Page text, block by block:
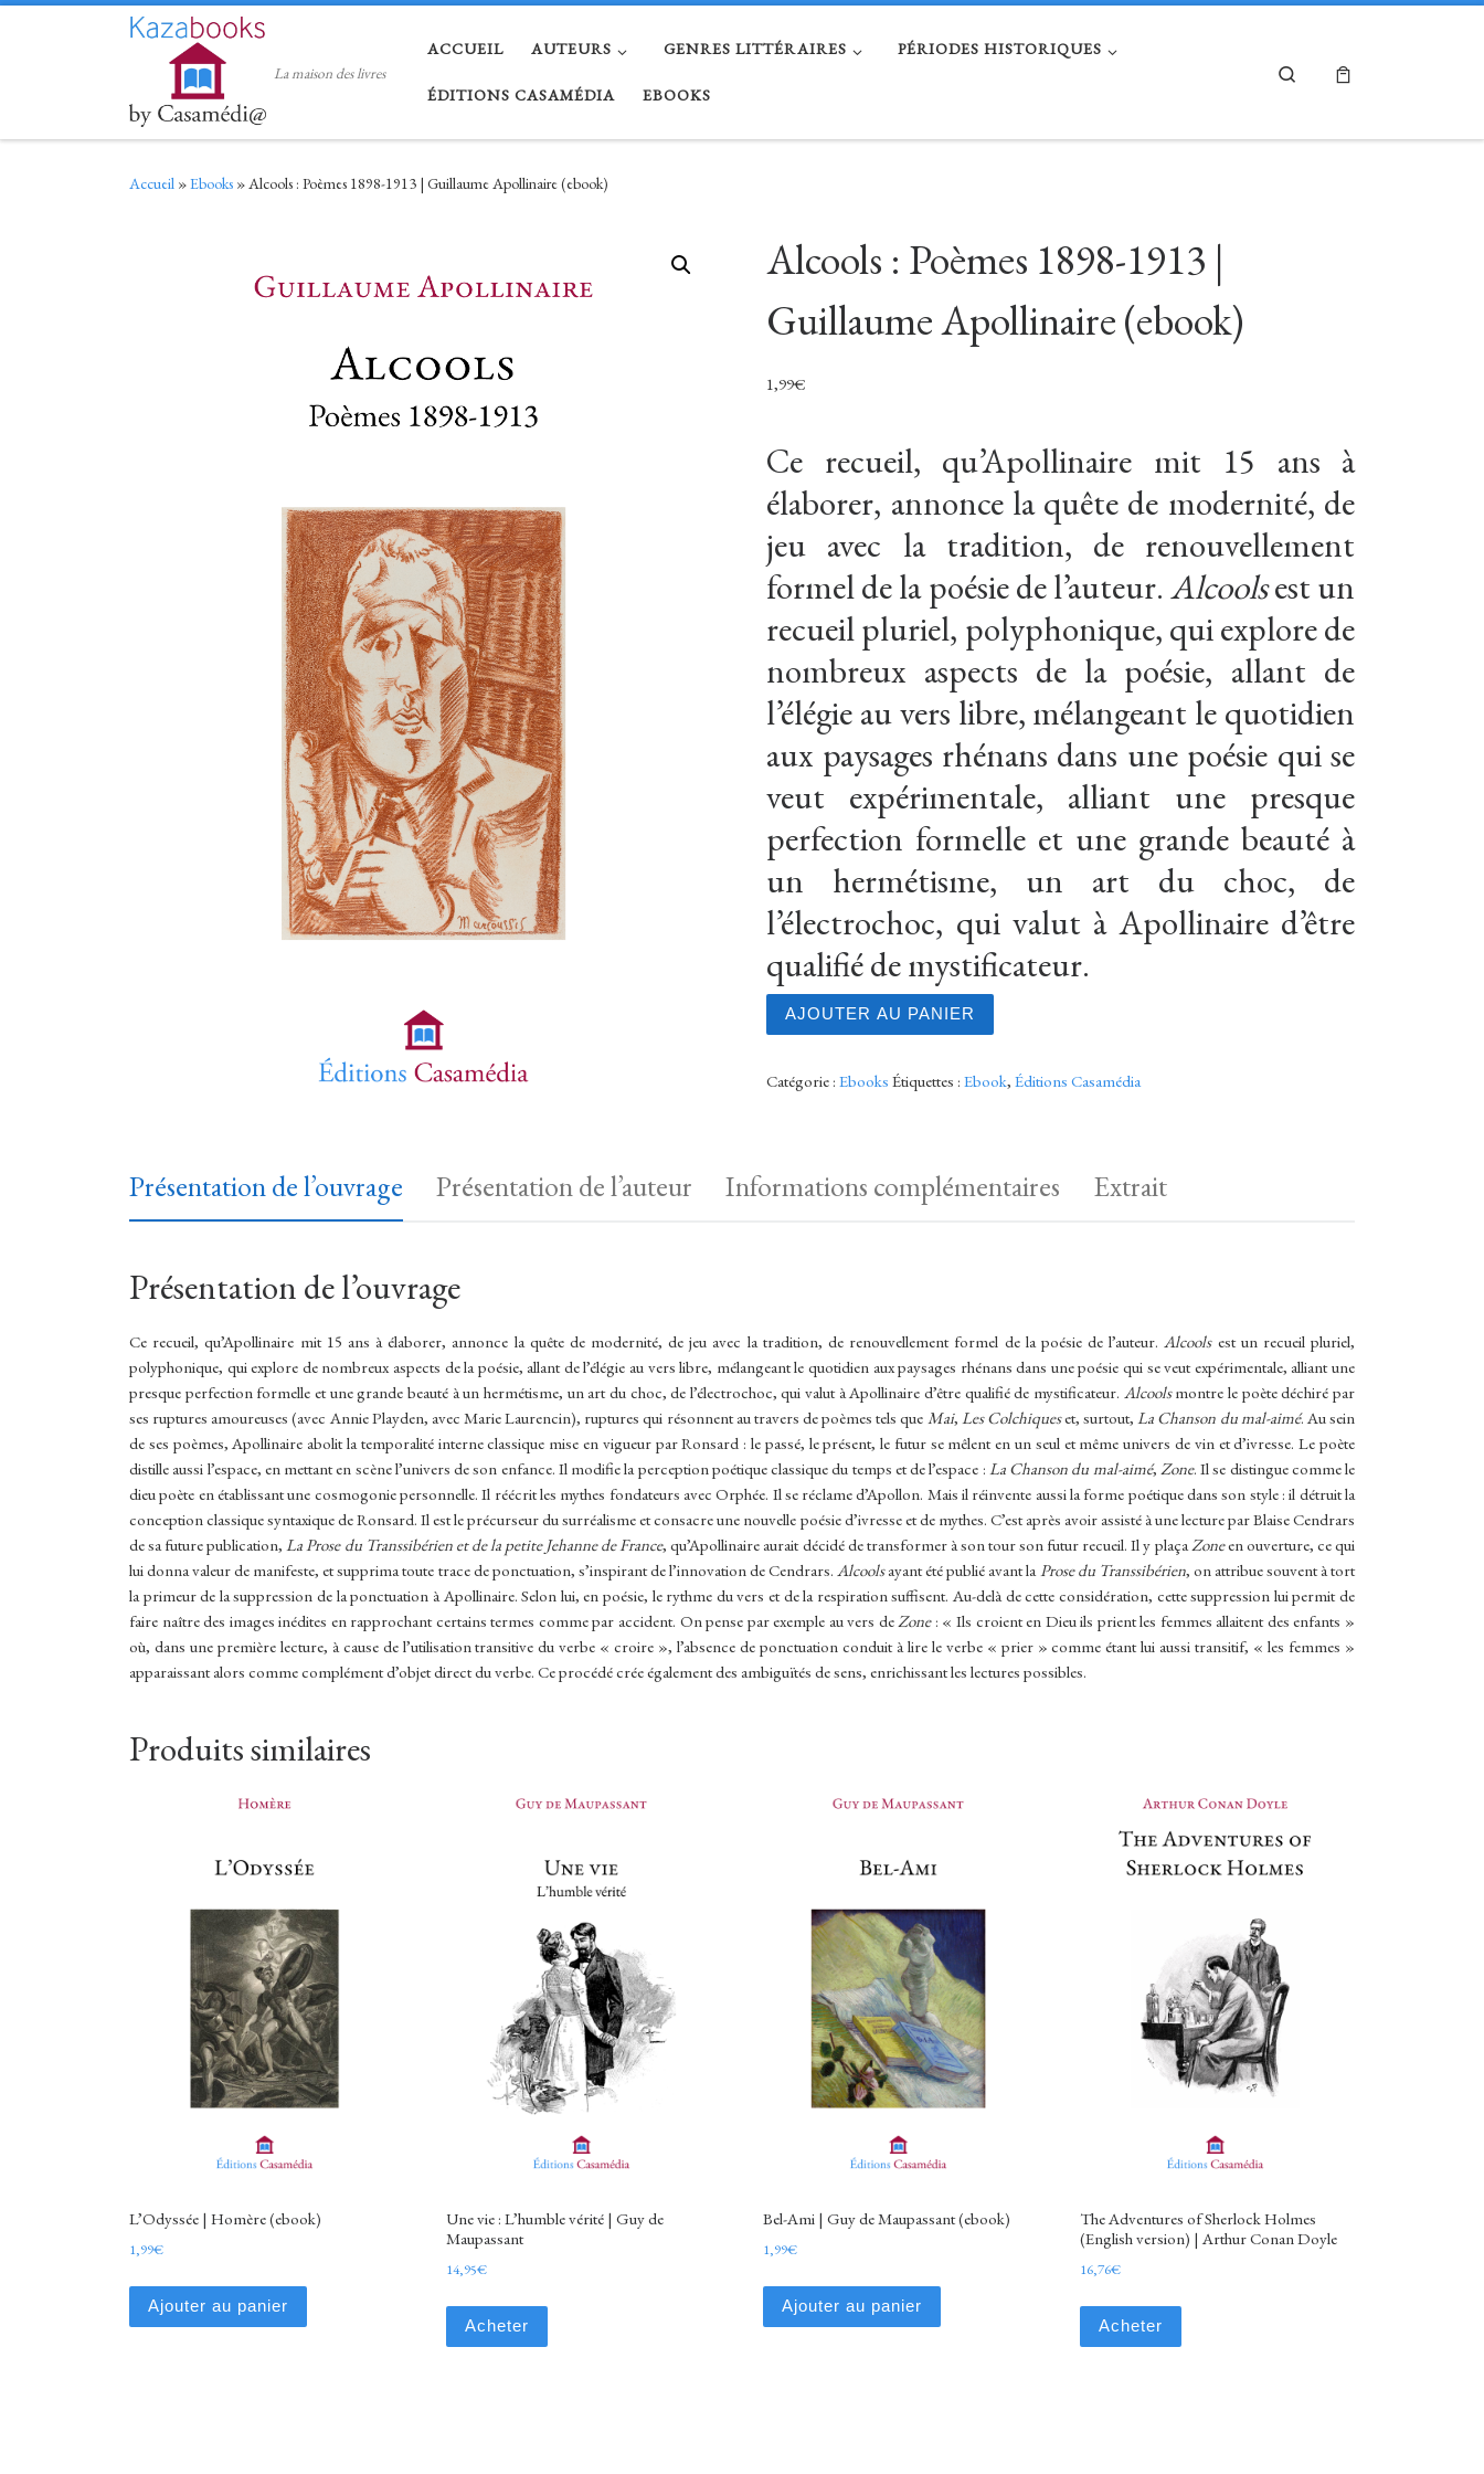
La maison des livres
ACCUEIL AUTEURS GENRES LITTÉRAIRES PÉRIODES HISTORIQUES
ÉDITIONS CASAMÉDIA EBOOKS
Search
Accueil »Ebooks »Alcools : Poèmes 1898-1913 | Guillaume Apollinaire (ebook)
Alcools : Poèmes 1898-1913 |
Guillaume Apollinaire (ebook)
1,99€
Ce recueil, qu’Apollinaire mit 15 ans à
élaborer, annonce la quête de modernité, de
jeu avec la tradition, de renouvellement
formel de la poésie de l’auteur. Alcoolsest un
recueil pluriel, polyphonique, qui explore de
nombreux aspects de la poésie, allant de
l’élégie au vers libre, mélangeant le quotidien
aux paysages rhénans dans une poésie qui se
veut expérimentale, alliant une presque
perfection formelle et une grande beauté à
un hermétisme, un art du choc, de
l’électrochoc, qui valut à Apollinaire d’être
qualifié de mystificateur.
AJOUTER AU PANIER
Catégorie :Ebooks Étiquettes :Ebook,Éditions Casamédia
Présentation de l’ouvrage Présentation de l’auteur Informations complémentaires Extrait
Présentation de l’ouvrage
Ce recueil, qu’Apollinaire mit 15 ans à élaborer, annonce la quête de modernité, de jeu avec la tradition, de renouvellement formel de la poésie de l’auteur.Alcoolsest un recueil pluriel,
polyphonique, qui explore de nombreux aspects de la poésie, allant de l’élégie au vers libre, mélangeant le quotidien aux paysages rhénans dans une poésie qui se veut expérimentale, alliant une
presque perfection formelle et une grande beauté à un hermétisme, un art du choc, de l’électrochoc, qui valut à Apollinaire d’être qualifié de mystificateur. Alcoolsmontre le poète déchiré par
ses ruptures amoureuses (avec Annie Playden, avec Marie Laurencin), ruptures qui résonnent au travers de poèmes tels que Mai, Les Colchiqueset, surtout,La Chanson du mal-aimé. Au sein
de ses poèmes, Apollinaire abolit la temporalité interne classique mise en vigueur par Ronsard : le passé, le présent, le futur se mêlent en un seul et même univers de vin et d’ivresse. Le poète
distille aussi l’espace, en mettant en scène l’univers de son enfance. Il modifie la perception poétique classique du temps et de l’espace : La Chanson du mal-aimé, Zone. Il se distingue comme le
dieu poète en établissant une cosmogonie personnelle. Il réécrit les mythes fondateurs avec Orphée. Il se réclame d’Apollon. Mais il réinvente aussi la forme poétique dans son style : il détruit la
conception classique syntaxique de Ronsard. Il est le précurseur du surréalisme et consacre une nouvelle poésie d’ivresse et de mythes. C’est après avoir assisté à une lecture par Blaise Cendrars
de sa future publication,La Prose du Transsibérien et de la petite Jehanne de France, qu’Apollinaire aurait décidé de transformer à son tour son futur recueil. Il y plaçaZoneen ouverture, ce qui
lui donna valeur de manifeste, et supprima toute trace de ponctuation, s’inspirant de l’innovation de Cendrars.Alcoolsayant été publié avant laProse du Transsibérien, on attribue souvent à tort
la primeur de la suppression de la ponctuation à Apollinaire. Selon lui, en poésie, le rythme du vers et de la respiration suffisent. Au-delà de cette considération, cette suppression lui permit de
faire naître des images inédites en rapprochant certains termes comme par accident. On pense par exemple au vers deZone: « Ils croient en Dieu ils prient les femmes allaitent des enfants »
où, dans une première lecture, à cause de l’utilisation transitive du verbe « croire », l’absence de ponctuation conduit à lire le verbe « prier » comme étant lui aussi transitif, « les femmes »
apparaissant alors comme complément d’objet direct du verbe. Ce procédé crée également des ambiguïtés de sens, enrichissant les lectures possibles.
Produits similaires
L’Odyssée | Homère (ebook)
1,99€
Ajouter au panier
Une vie : L’humble vérité | Guy de
Maupassant
14,95€
Acheter
Bel-Ami | Guy de Maupassant (ebook)
1,99€
Ajouter au panier
The Adventures of Sherlock Holmes
(English version) | Arthur Conan Doyle
16,76€
Acheter